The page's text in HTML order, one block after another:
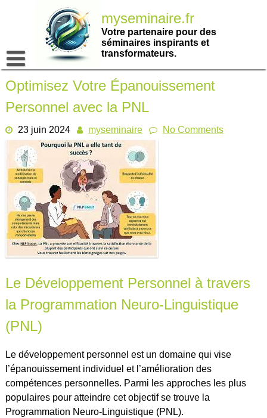
myseminaire.fr
Votre partenaire pour des
séminaires inspirants et
transformateurs.
Optimisez Votre Épanouissement
Personnel avec la PNL
23 juin 2024 myseminaire No Comments
Le Développement Personnel à travers
la Programmation Neuro-Linguistique
(PNL)
Le développement personnel est un domaine qui vise
l’épanouissement individuel et l’amélioration des
compétences personnelles. Parmi les approches les plus
populaires pour atteindre cet objectif se trouve la
Programmation Neuro-Linguistique (PNL).